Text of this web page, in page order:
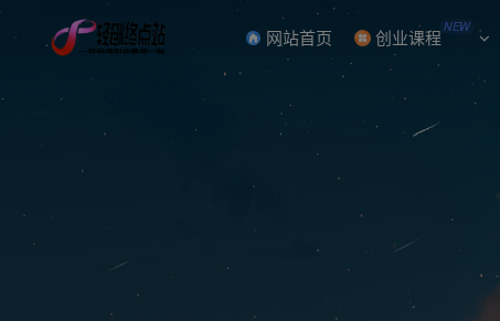
网站首页 创业课程 NEW